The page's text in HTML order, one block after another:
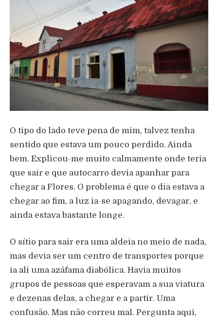
O tipo do lado teve pena de mim, talvez tenha
sentido que estava um pouco perdido. Ainda
bem. Explicou-me muito calmamente onde teria
que sair e que autocarro devia apanhar para
chegar a Flores. O problema é que o dia estava a
chegar ao fim, a luz ia-se apagando, devagar, e
ainda estava bastante longe.
O sítio para sair era uma aldeia no meio de nada,
mas devia ser um centro de transportes porque
ia ali uma azáfama diabólica. Havia muitos
grupos de pessoas que esperavam a sua viatura
e dezenas delas, a chegar e a partir. Uma
confusão. Mas não correu mal. Pergunta aqui,